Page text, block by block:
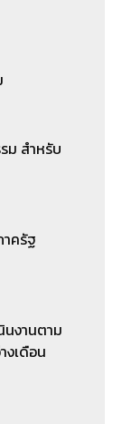
ม สำหรับ
าครัฐ
นงานตาม
งเดือน